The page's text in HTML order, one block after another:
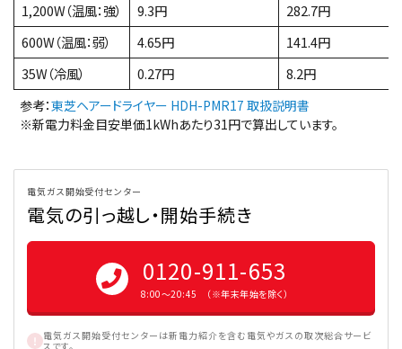
1,200W（温風：強）
9.3円
282.7円
600W（温風：弱）
4.65円
141.4円
35W（冷風）
0.27円 8.2円
参考：東芝ヘアードライヤー HDH-PMR17 取扱説明書
※新電力料金目安単価1kWhあたり31円で算出しています。
電気ガス開始受付センター
電気の引っ越し・開始手続き
0120-911-653
8:00〜20:45 （※年末年始を除く）
電気ガス開始受付センターは新電力紹介を含む電気やガスの取次総合サービ
スです。